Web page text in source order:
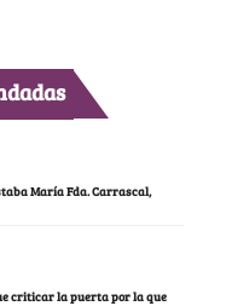
María Fda. Carrascal,
criticar la puerta por la que